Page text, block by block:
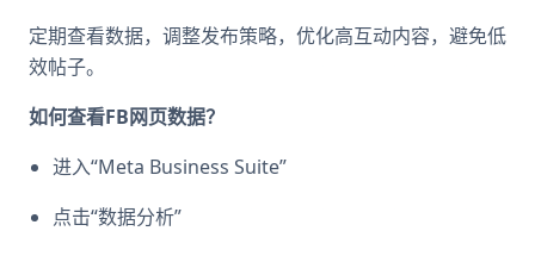
定期查看数据，调整发布策略，优化高互动内容，避免低
效帖子。
如何查看FB网页数据？
进入“Meta Business Suite”
点击“数据分析”